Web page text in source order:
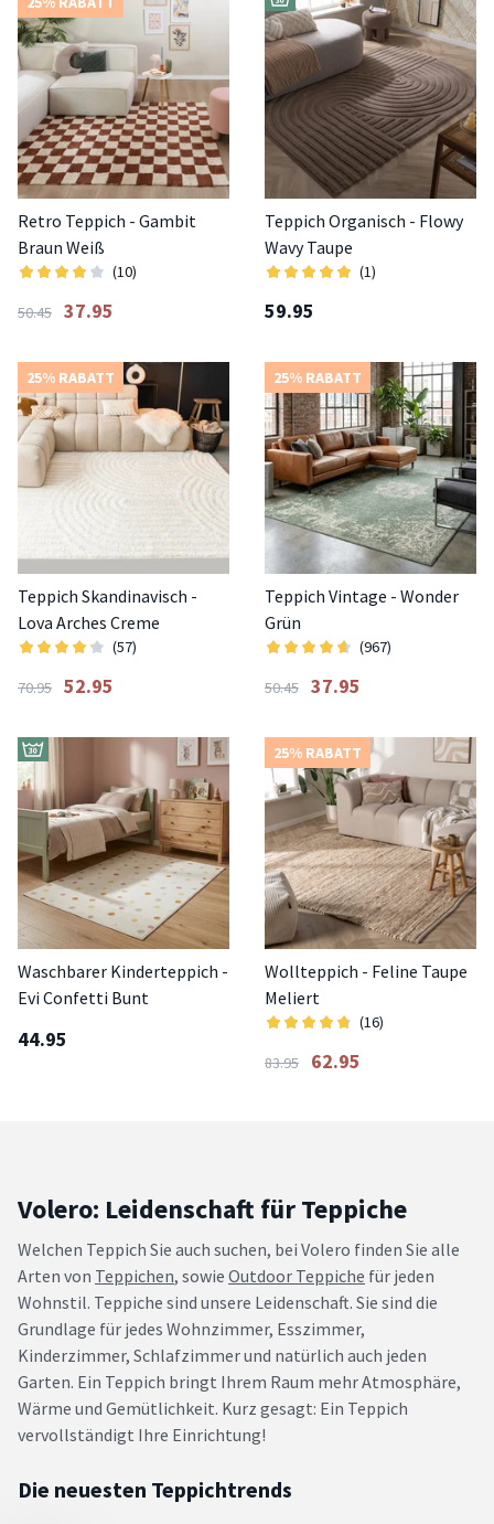
Retro Teppich - Gambit
Braun Weiß
(10)
50.45 37.95
Teppich Organisch - Flowy
Wavy Taupe
(1)
59.95
25% RABATT
Teppich Skandinavisch -
Lova Arches Creme
(57)
70.95 52.95
25% RABATT
Teppich Vintage - Wonder
Grün
(967)
50.45 37.95
Waschbarer Kinderteppich -
Evi Confetti Bunt
44.95
25% RABATT
Wollteppich - Feline Taupe
Meliert
(16)
83.95 62.95
Volero: Leidenschaft für Teppiche
Welchen Teppich Sie auch suchen, bei Volero finden Sie alle
Arten von Teppichen, sowie Outdoor Teppiche für jeden
Wohnstil. Teppiche sind unsere Leidenschaft. Sie sind die
Grundlage für jedes Wohnzimmer, Esszimmer,
Kinderzimmer, Schlafzimmer und natürlich auch jeden
Garten. Ein Teppich bringt Ihrem Raum mehr Atmosphäre,
Wärme und Gemütlichkeit. Kurz gesagt: Ein Teppich
vervollständigt Ihre Einrichtung!
Die neuesten Teppichtrends